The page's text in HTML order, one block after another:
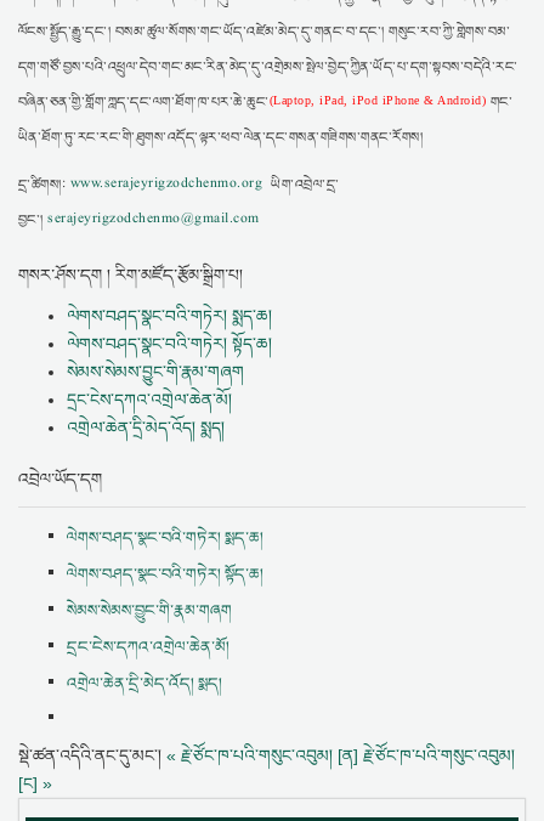
ལོངས་སྤྱོད་རྒྱུ་དང་། བསམ་ཚུལ་སོགས་གང་ཡོད་འཛེམ་མེད་དུ་གནང་བ་དང་། གསུང་རབ་ཀྱི་གླེགས་བམ་
དག་གཙོ་བྱས་པའི་འཕྲུལ་དེབ་གང་མང་རིན་མེད་དུ་འགྲེམས་སྤེལ་བྱེད་ཀྱིན་ཡོད་པ་དག་སྟབས་བདེའི་རང་
བཞིན་ཅན་གྱི་གློག་ཀླད་དང་ལག་ཐོག་ཁ་པར་ཆེ་ཆུང་(Laptop, iPad, iPod iPhone & Android) གང་
ཡིན་ཐོག་ཏུ་རང་རང་གི་ཐུགས་འདོད་ལྟར་ཕབ་ལེན་དང་གསན་གཟིགས་གནང་རོགས།
དྲ་ཚིགས།: www.serajeyrigzodchenmo.org ཡིག་འབྲེལ་དྲ་
བྱང་།serajeyrigzodchenmo@gmail.com
གསར་ཤོས་དག ། རིག་མཛོད་རྩོམ་སྒྲིག་པ།
ལེགས་བཤད་སྣང་བའི་གཏེར། སྨད་ཆ།
ལེགས་བཤད་སྣང་བའི་གཏེར། སྟོད་ཆ།
སེམས་སེམས་བྱུང་གི་རྣམ་གཞག
དྲང་ངེས་དཀའ་འགྲེལ་ཆེན་མོ།
འགྲེལ་ཆེན་དྲི་མེད་འོད། སྨད།
འབྲེལ་ཡོད་དག
ལེགས་བཤད་སྣང་བའི་གཏེར། སྨད་ཆ།
ལེགས་བཤད་སྣང་བའི་གཏེར། སྟོད་ཆ།
སེམས་སེམས་བྱུང་གི་རྣམ་གཞག
དྲང་ངེས་དཀའ་འགྲེལ་ཆེན་མོ།
འགྲེལ་ཆེན་དྲི་མེད་འོད། སྨད།
སྡེ་ཚན་འདིའི་ནང་དུ་མང་། « རྗེ་ཙོང་ཁ་པའི་གསུང་འབུམ། [ན] རྗེ་ཙོང་ཁ་པའི་གསུང་འབུམ།
[ང] »